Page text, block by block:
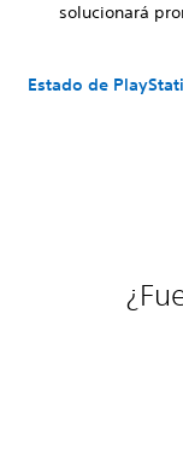
solucionará
Estado de